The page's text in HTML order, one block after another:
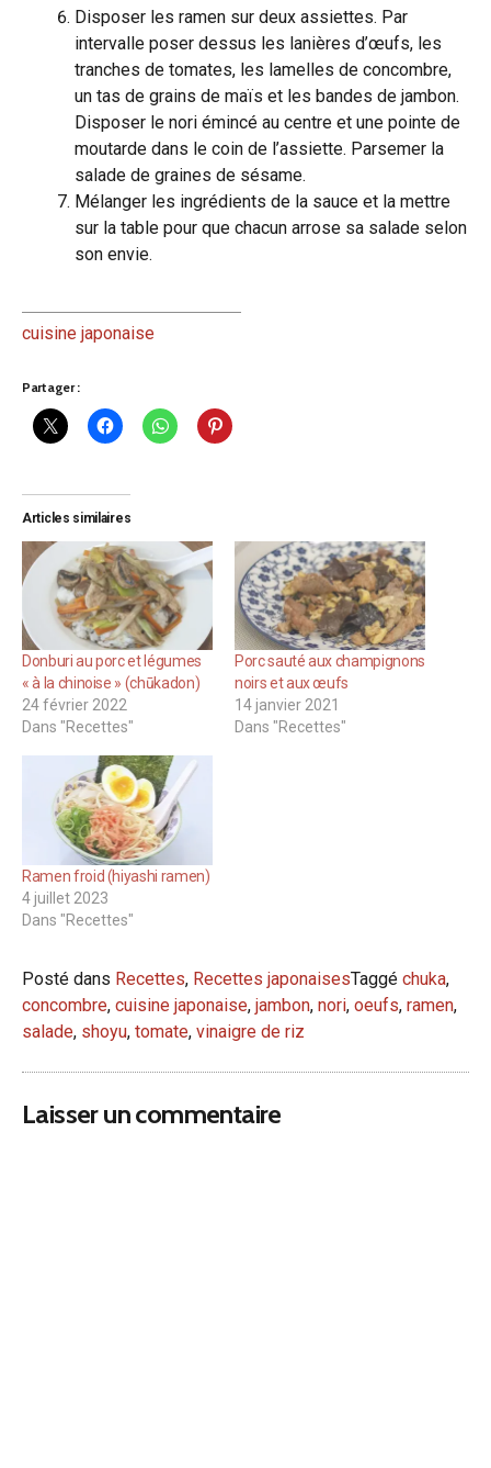
Disposer les ramen sur deux assiettes. Par
intervalle poser dessus les lanières d’œufs, les
tranches de tomates, les lamelles de concombre,
un tas de grains de maïs et les bandes de jambon.
Disposer le nori émincé au centre et une pointe de
moutarde dans le coin de l’assiette. Parsemer la
salade de graines de sésame.
Mélanger les ingrédients de la sauce et la mettre
sur la table pour que chacun arrose sa salade selon
son envie.
cuisine japonaise
Partager :
Articles similaires
Donburi au porc et légumes
« à la chinoise » (chūkadon)
24 février 2022
Dans "Recettes"
Porc sauté aux champignons
noirs et aux œufs
14 janvier 2021
Dans "Recettes"
Ramen froid (hiyashi ramen)
4 juillet 2023
Dans "Recettes"
Posté dans Recettes, Recettes japonaisesTaggé chuka,
concombre, cuisine japonaise, jambon, nori, oeufs, ramen,
salade, shoyu, tomate, vinaigre de riz
Laisser un commentaire